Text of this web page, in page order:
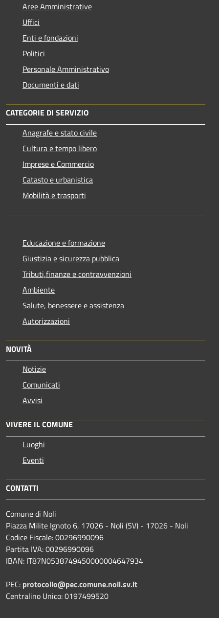
Aree Amministrative
Uffici
Enti e fondazioni
Politici
Personale Amministrativo
Documenti e dati
CATEGORIE DI SERVIZIO
Anagrafe e stato civile
Cultura e tempo libero
Imprese e Commercio
Catasto e urbanistica
Mobilità e trasporti
Educazione e formazione
Giustizia e sicurezza pubblica
Tributi,finanze e contravvenzioni
Ambiente
Salute, benessere e assistenza
Autorizzazioni
NOVITÀ
Notizie
Comunicati
Avvisi
VIVERE IL COMUNE
Luoghi
Eventi
CONTATTI
Comune di Noli
Piazza Milite Ignoto 6, 17026 - Noli (SV) - 17026 - Noli
Codice Fiscale: 00296990096
Partita IVA: 00296990096
IBAN: IT87N0538749450000004647934
PEC: protocollo@pec.comune.noli.sv.it
Centralino Unico: 0197499520